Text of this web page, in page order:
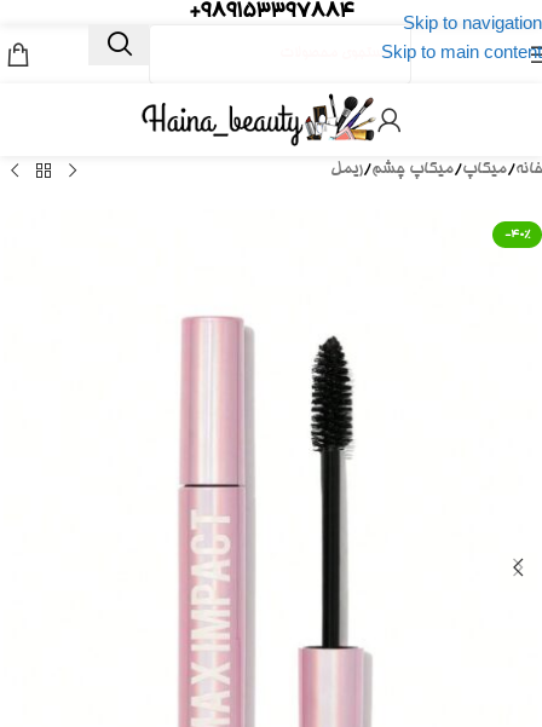
Skip to navigation
Skip to main content
989153397884+
خانه/میکاپ/میکاپ چشم/ریمل
-40%